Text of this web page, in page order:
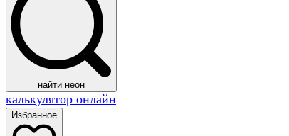
найти неон
калькулятор онлайн
Избранное